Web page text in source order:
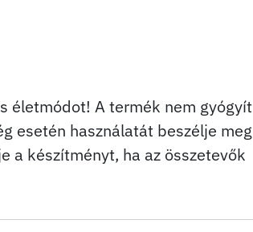
életmódot! A termék nem gyógyít
esetén használatát beszélje meg
a készítményt, ha az összetevők